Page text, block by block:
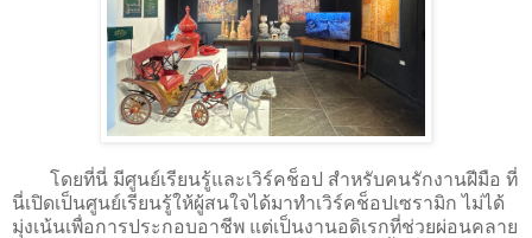
โดยที่นี่ มีศูนย์เรียนรู้และเวิร์คช็อป สำหรับคนรักงานฝีมือ ที่
นี่เปิดเป็นศูนย์เรียนรู้ให้ผู้สนใจได้มาทำเวิร์คช็อปเซรามิก ไม่ได้
มุ่งเน้นเพื่อการประกอบอาชีพ แต่เป็นงานอดิเรกที่ช่วยผ่อนคลาย